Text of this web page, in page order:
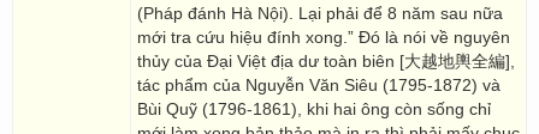
(Pháp đánh Hà Nội). Lại phải để 8 năm sau nữa
mới tra cứu hiệu đính xong.” Đó là nói về nguyên
thủy của Đại Việt địa dư toàn biên [大越地輿全編],
tác phẩm của Nguyễn Văn Siêu (1795-1872) và
Bùi Quỹ (1796-1861), khi hai ông còn sống chỉ